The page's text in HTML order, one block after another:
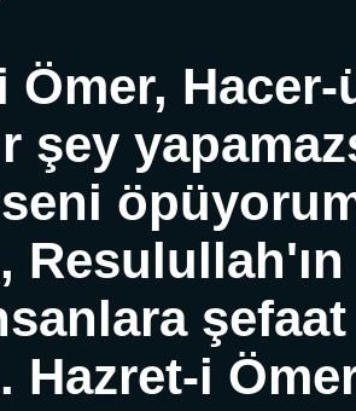
Ömer,
şey
Hazret-i